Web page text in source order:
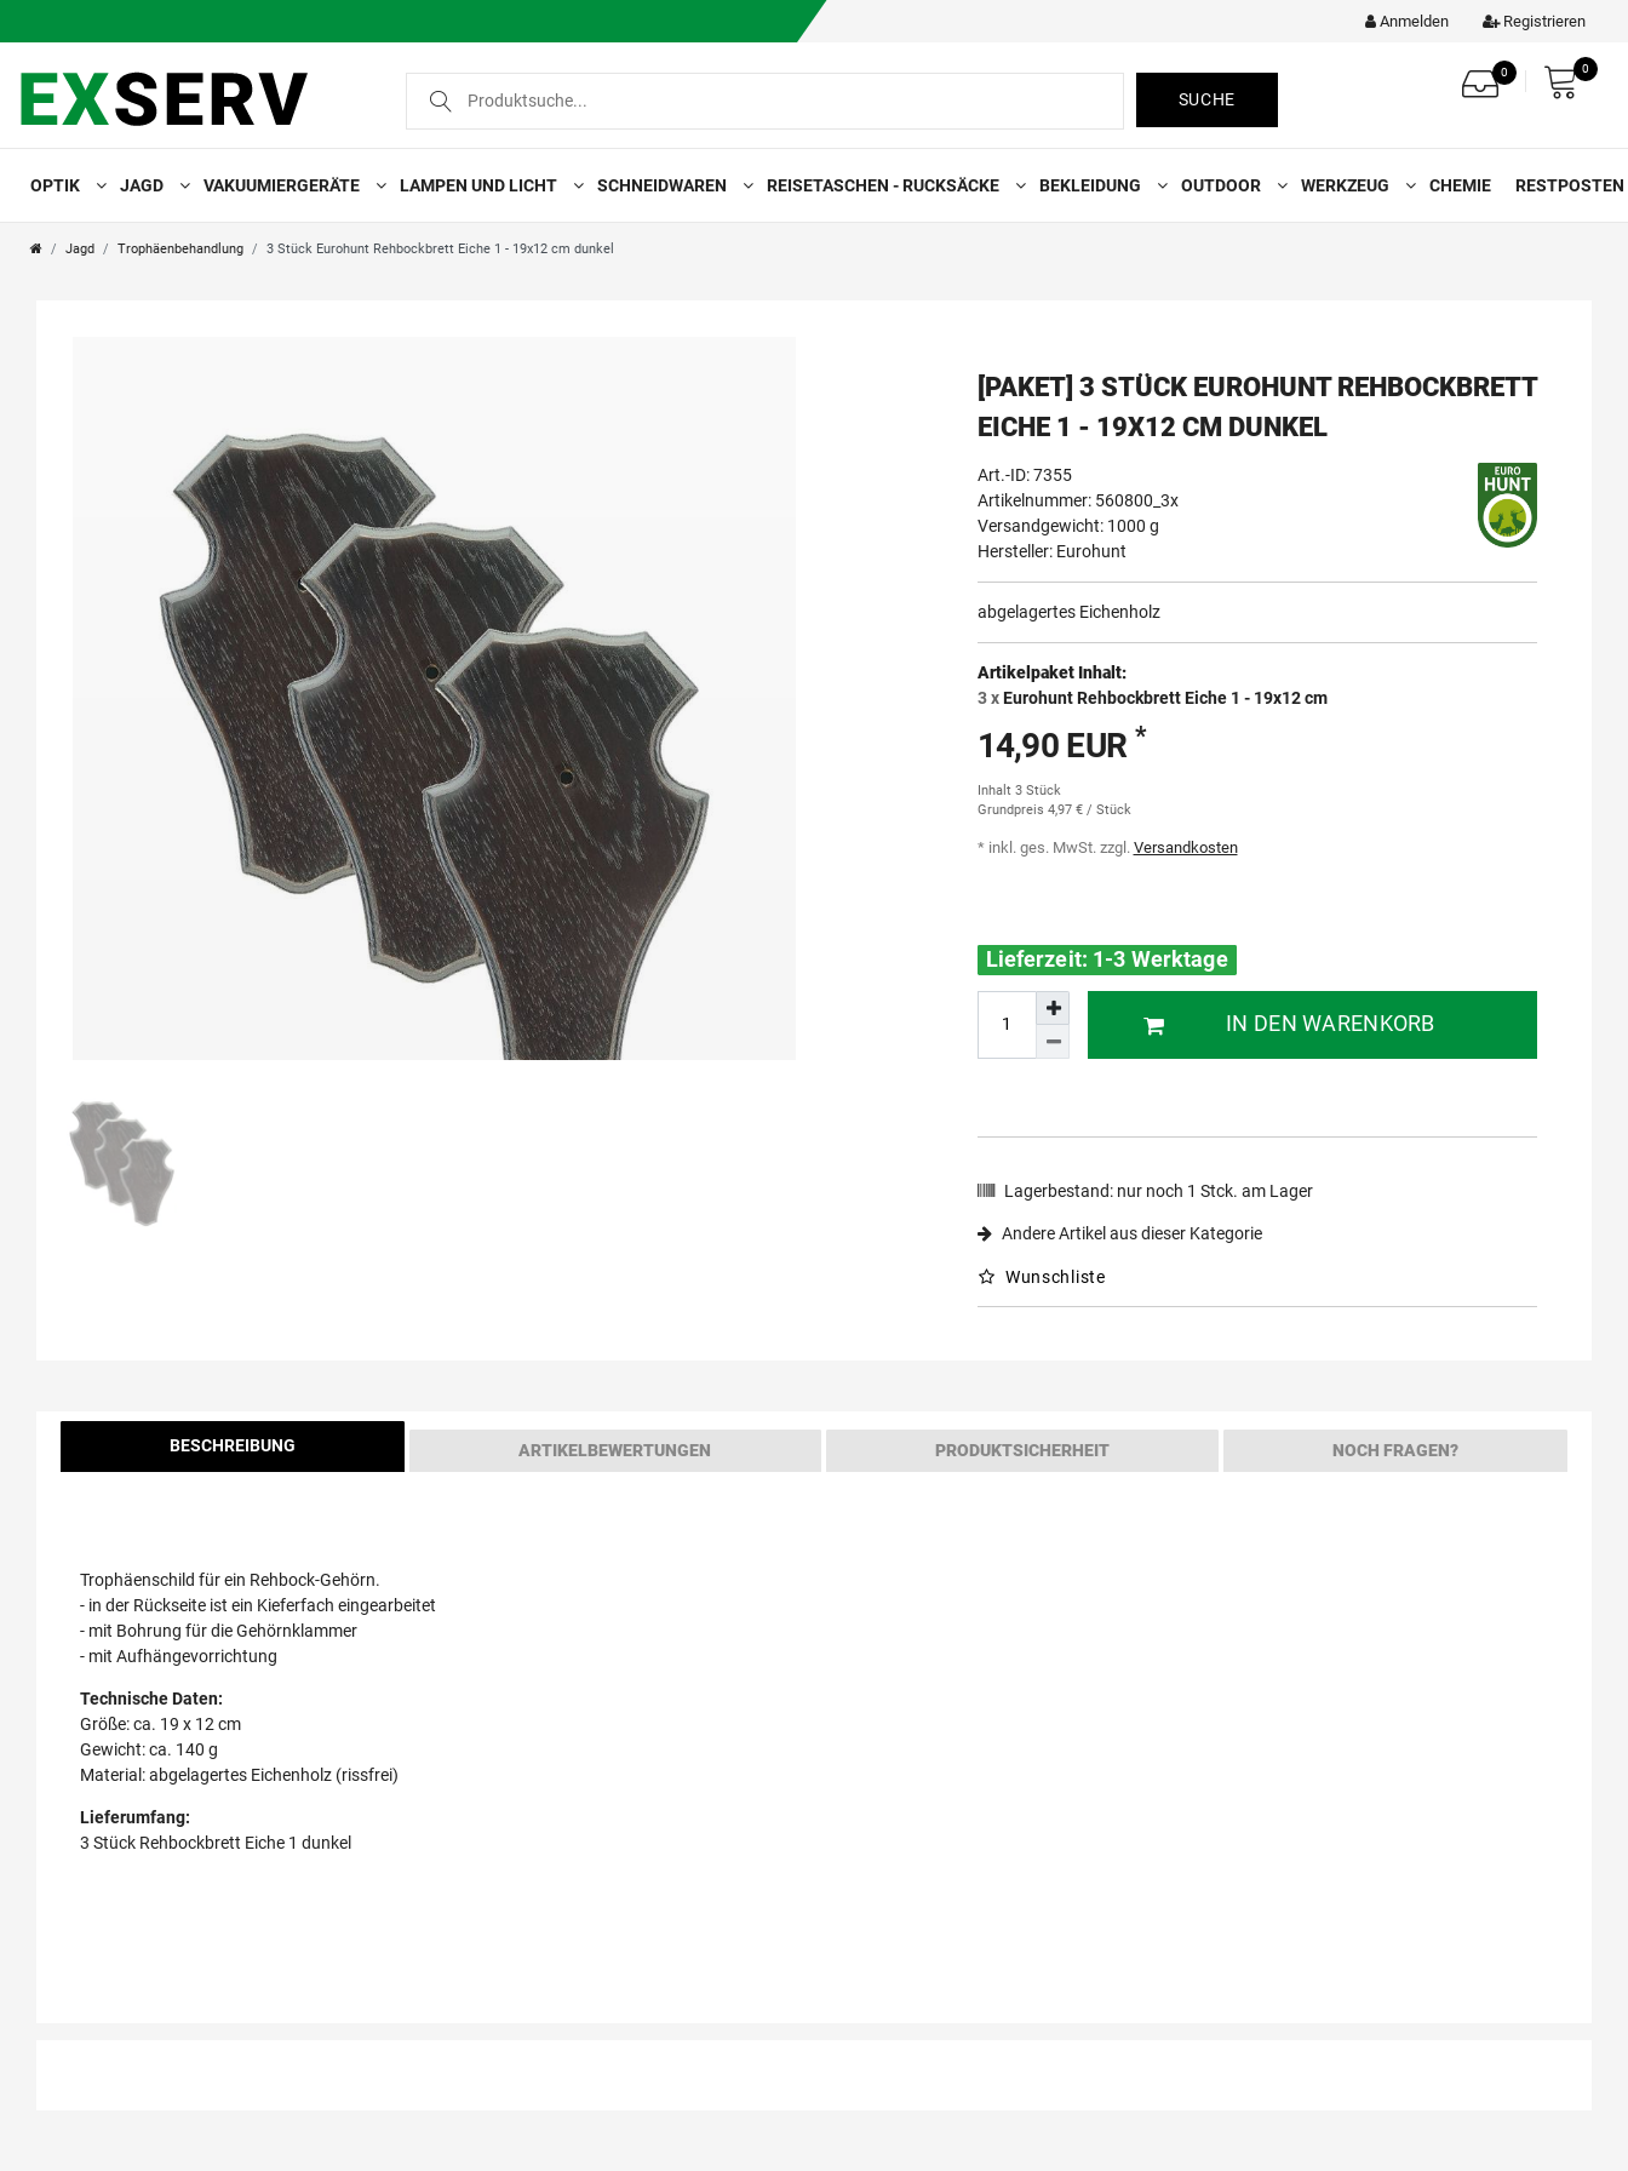
Anmelden Registrieren
SUCHE
0 0
OPTIK JAGD VAKUUMIERGERÄTE LAMPEN UND LICHT SCHNEIDWAREN REISETASCHEN - RUCKSÄCKE BEKLEIDUNG OUTDOOR WERKZEUG CHEMIE RESTPOSTEN
Jagd Trophäenbehandlung 3 Stück Eurohunt Rehbockbrett Eiche 1 - 19x12 cm dunkel
[PAKET] 3 STÜCK EUROHUNT REHBOCKBRETT
EICHE 1 - 19X12 CM DUNKEL
Art.-ID:7355
Artikelnummer: 560800_3x
Versandgewicht: 1000 g
Hersteller: Eurohunt
abgelagertes Eichenholz
Artikelpaket Inhalt:
3 x Eurohunt Rehbockbrett Eiche 1 - 19x12 cm
14,90 EUR *
Inhalt 3 Stück
Grundpreis 4,97 € / Stück
* inkl. ges. MwSt. zzgl. Versandkosten
Lieferzeit: 1-3 Werktage
IN DEN WARENKORB
Lagerbestand: nur noch 1 Stck. am Lager
Andere Artikel aus dieser Kategorie
Wunschliste
BESCHREIBUNG ARTIKELBEWERTUNGEN PRODUKTSICHERHEIT NOCH FRAGEN?
Trophäenschild für ein Rehbock-Gehörn.
- in der Rückseite ist ein Kieferfach eingearbeitet
- mit Bohrung für die Gehörnklammer
- mit Aufhängevorrichtung
Technische Daten:
Größe: ca. 19 x 12 cm
Gewicht: ca. 140 g
Material: abgelagertes Eichenholz (rissfrei)
Lieferumfang:
3 Stück Rehbockbrett Eiche 1 dunkel